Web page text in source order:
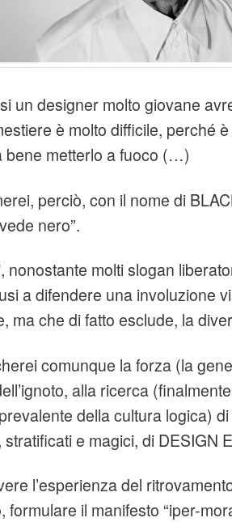
un designer molto giovane
è molto difficile, perché
bene metterlo a fuoco (…)
perciò, con il nome di
nero”.
molti slogan
a difendere una involuzione
ma che di fatto esclude, la
comunque la forza (la
alla ricerca
della cultura logica)
stratificati e magici, di DESIGN
l’esperienza del
formulare il manifesto “iper-